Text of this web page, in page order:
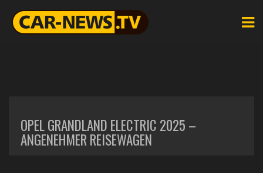
OPEL GRANDLAND ELECTRIC 2025 –
ANGENEHMER REISEWAGEN